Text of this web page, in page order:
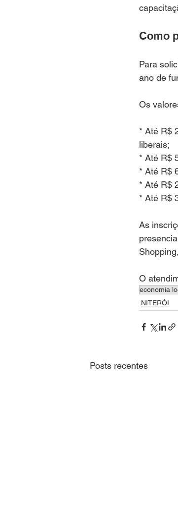
Como
Para
ano de
Os
* Até R$
liberais;
* Até R$
* Até R$
* Até R$
* Até R$
As
O
economia
NITERÓI
Posts recentes